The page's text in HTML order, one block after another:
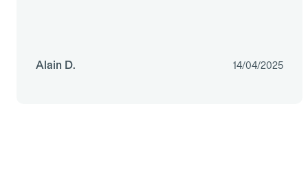
Alain D. 14/04/2025